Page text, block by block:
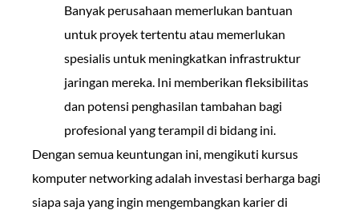
Banyak perusahaan memerlukan bantuan
untuk proyek tertentu atau memerlukan
spesialis untuk meningkatkan infrastruktur
jaringan mereka. Ini memberikan fleksibilitas
dan potensi penghasilan tambahan bagi
profesional yang terampil di bidang ini.
Dengan semua keuntungan ini, mengikuti kursus
komputer networking adalah investasi berharga bagi
siapa saja yang ingin mengembangkan karier di